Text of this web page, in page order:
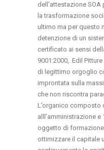
dell’attestazione
la trasformazione
ultimo ma per questo
detenzione di un
certificato ai sensi
9001:2000,. Edil
di legittimo orgoglio
improntata sulla
che non riscontra
L’organico composto
alll’amministrazione
oggetto di
ottimizzare il capitale